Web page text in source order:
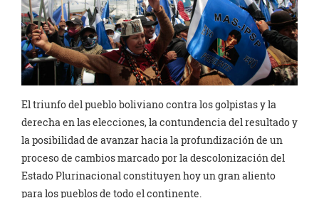
El triunfo del pueblo boliviano contra los golpistas y la
derecha en las elecciones, la contundencia del resultado y
la posibilidad de avanzar hacia la profundización de un
proceso de cambios marcado por la descolonización del
Estado Plurinacional constituyen hoy un gran aliento
para los pueblos de todo el continente.